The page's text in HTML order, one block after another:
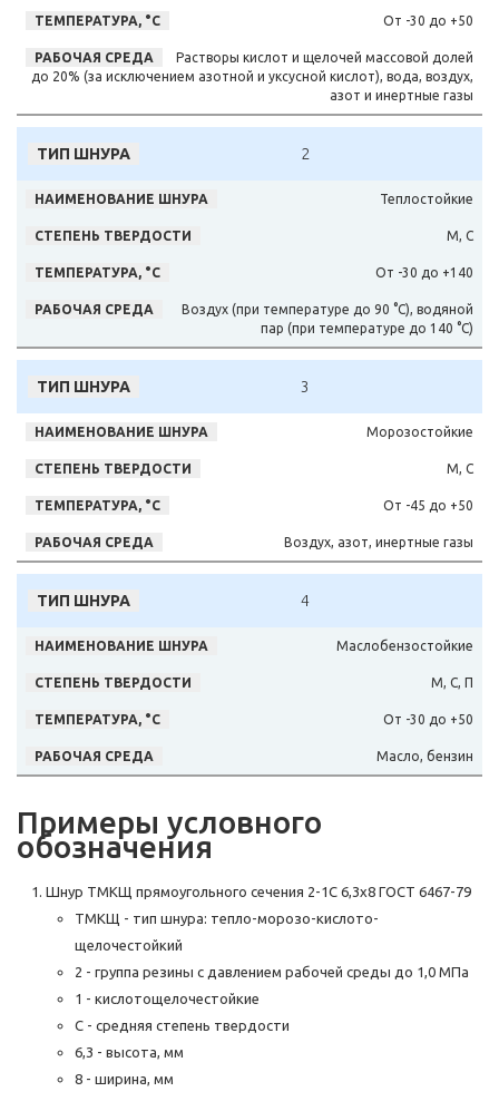
От -30 до +50
Растворы кислот и щелочей массовой долей
до 20% (за исключением азотной и уксусной кислот), вода, воздух,
азот и инертные газы
2
Теплостойкие
М, С
От -30 до +140
Воздух (при температуре до 90 °С), водяной
пар (при температуре до 140 °С)
3
Морозостойкие
М, С
От -45 до +50
Воздух, азот, инертные газы
4
Маслобензостойкие
М, С, П
От -30 до +50
Масло, бензин
Примеры условного
обозначения
Шнур ТМКЩ прямоугольного сечения 2-1C 6,3х8 ГОСТ 6467-79
ТМКЩ - тип шнура: тепло-морозо-кислото-
щелочестойкий
2 - группа резины с давлением рабочей среды до 1,0 МПа
1 - кислотощелочестойкие
С - средняя степень твердости
6,3 - высота, мм
8 - ширина, мм